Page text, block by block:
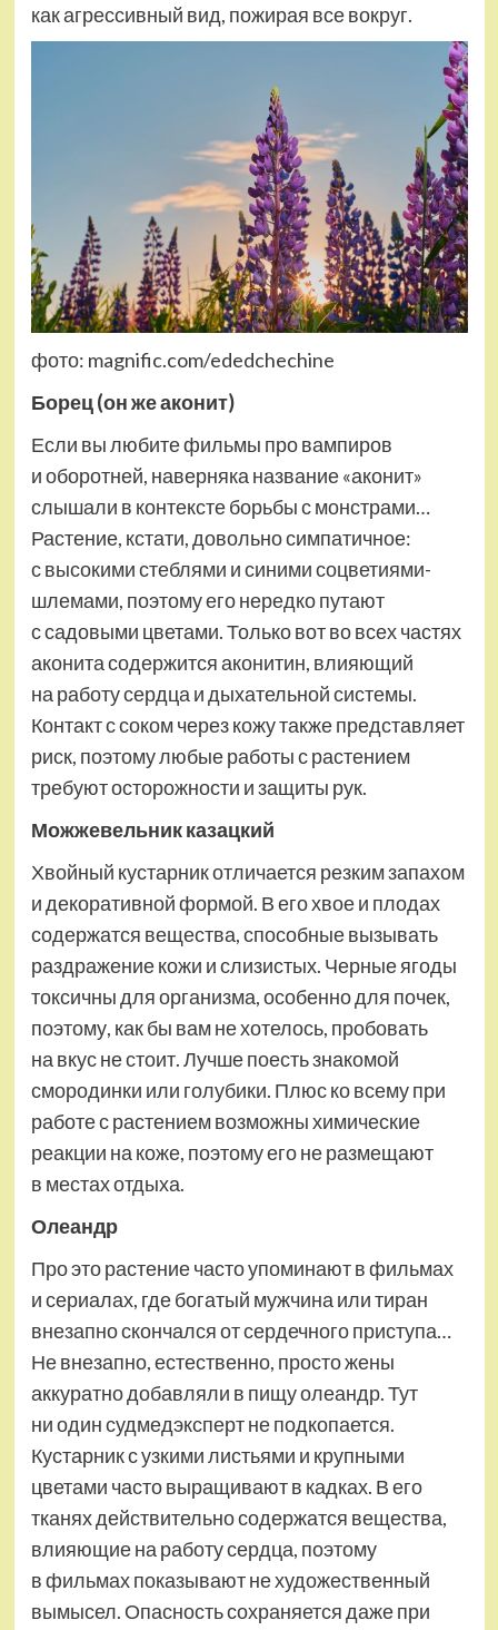
как агрессивный вид, пожирая все вокруг.
фото: magnific.com/ededchechine
Борец (он же аконит)
Если вы любите фильмы про вампиров
и оборотней, наверняка название «аконит»
слышали в контексте борьбы с монстрами…
Растение, кстати, довольно симпатичное:
с высокими стеблями и синими соцветиями-
шлемами, поэтому его нередко путают
с садовыми цветами. Только вот во всех частях
аконита содержится аконитин, влияющий
на работу сердца и дыхательной системы.
Контакт с соком через кожу также представляет
риск, поэтому любые работы с растением
требуют осторожности и защиты рук.
Можжевельник казацкий
Хвойный кустарник отличается резким запахом
и декоративной формой. В его хвое и плодах
содержатся вещества, способные вызывать
раздражение кожи и слизистых. Черные ягоды
токсичны для организма, особенно для почек,
поэтому, как бы вам не хотелось, пробовать
на вкус не стоит. Лучше поесть знакомой
смородинки или голубики. Плюс ко всему при
работе с растением возможны химические
реакции на коже, поэтому его не размещают
в местах отдыха.
Олеандр
Про это растение часто упоминают в фильмах
и сериалах, где богатый мужчина или тиран
внезапно скончался от сердечного приступа…
Не внезапно, естественно, просто жены
аккуратно добавляли в пищу олеандр. Тут
ни один судмедэксперт не подкопается.
Кустарник с узкими листьями и крупными
цветами часто выращивают в кадках. В его
тканях действительно содержатся вещества,
влияющие на работу сердца, поэтому
в фильмах показывают не художественный
вымысел. Опасность сохраняется даже при